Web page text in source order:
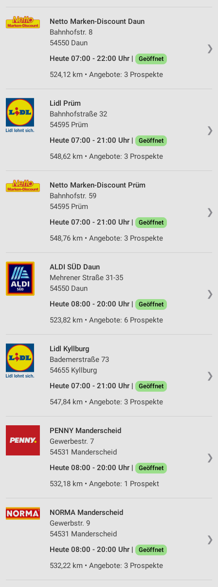
❯
Netto Marken-Discount Daun
Bahnhofstr. 8
54550 Daun
Heute 07:00 - 22:00 Uhr |
Geöffnet
524,12 km • Angebote: 3 Prospekte
❯
Lidl Prüm
Bahnhofstraße 32
54595 Prüm
Heute 07:00 - 21:00 Uhr |
Geöffnet
548,62 km • Angebote: 3 Prospekte
❯
Netto Marken-Discount Prüm
Bahnhofstr. 59
54595 Prüm
Heute 07:00 - 21:00 Uhr |
Geöffnet
548,76 km • Angebote: 3 Prospekte
❯
ALDI SÜD Daun
Mehrener Straße 31-35
54550 Daun
Heute 08:00 - 20:00 Uhr |
Geöffnet
523,82 km • Angebote: 6 Prospekte
❯
Lidl Kyllburg
Bademerstraße 73
54655 Kyllburg
Heute 07:00 - 21:00 Uhr |
Geöffnet
547,84 km • Angebote: 3 Prospekte
❯
PENNY Manderscheid
Gewerbestr. 7
54531 Manderscheid
Heute 08:00 - 20:00 Uhr |
Geöffnet
532,18 km • Angebote: 1 Prospekt
❯
NORMA Manderscheid
Gewerbstr. 9
54531 Manderscheid
Heute 08:00 - 20:00 Uhr |
Geöffnet
532,22 km • Angebote: 3 Prospekte